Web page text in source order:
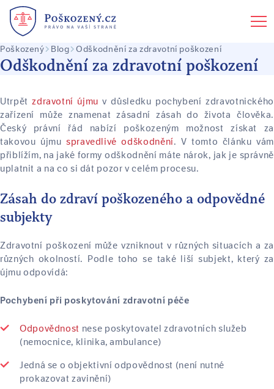
Odškodnění za zdravotní poškození
Poškozený Blog Odškodnění za zdravotní poškození
Utrpětzdravotní újmu v důsledku pochybení zdravotnického
zařízení může znamenat zásadní zásah do života člověka.
Český právní řád nabízí poškozeným možnost získat za
takovou újmu spravedlivé odškodnění. V tomto článku vám
přiblížím, na jaké formy odškodnění máte nárok, jak je správně
uplatnit a na co si dát pozor v celém procesu.
Zásah do zdraví poškozeného a odpovědné
subjekty
Zdravotní poškození může vzniknout v různých situacích a za
různých okolností. Podle toho se také liší subjekt, který za
újmu odpovídá:
Pochybení při poskytování zdravotní péče
Odpovědnost nese poskytovatel zdravotních služeb
(nemocnice, klinika, ambulance)
Jedná se o objektivní odpovědnost (není nutné
prokazovat zavinění)